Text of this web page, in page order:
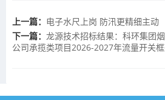
上一篇： 电子水尺上岗 防汛更精细主动
下一篇： 龙源技术招标结果：科环集团
公司承揽类项目2026-2027年流量开关